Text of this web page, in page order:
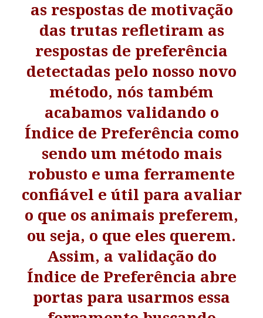
as respostas de motivação
das trutas refletiram as
respostas de preferência
detectadas pelo nosso novo
método, nós também
acabamos validando o
Índice de Preferência como
sendo um método mais
robusto e uma ferramente
confiável e útil para avaliar
o que os animais preferem,
ou seja, o que eles querem.
Assim, a validação do
Índice de Preferência abre
portas para usarmos essa